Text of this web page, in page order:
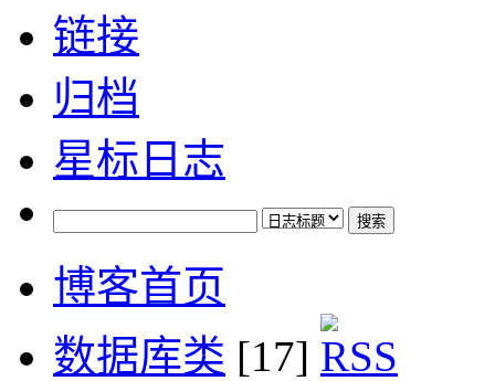
链接
归档
星标日志
博客首页
数据库类 [17]